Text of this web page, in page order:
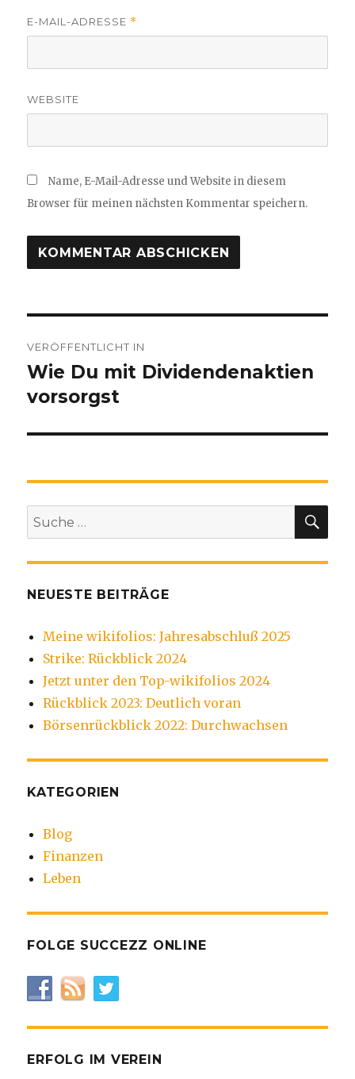
E-MAIL-ADRESSE *
WEBSITE
Name, E-Mail-Adresse und Website in diesem
Browser für meinen nächsten Kommentar speichern.
VERÖFFENTLICHT IN
Wie Du mit Dividendenaktien
vorsorgst
Suche
nach:
NEUESTE BEITRÄGE
Meine wikifolios: Jahresabschluß 2025
Strike: Rückblick 2024
Jetzt unter den Top-wikifolios 2024
Rückblick 2023: Deutlich voran
Börsenrückblick 2022: Durchwachsen
KATEGORIEN
Blog
Finanzen
Leben
FOLGE SUCCEZZ ONLINE
ERFOLG IM VEREIN